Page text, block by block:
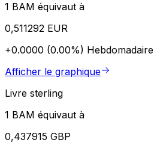
1 BAM équivaut à
0,511292 EUR
+0.0000 (0.00%) Hebdomadaire
Afficher le graphique
Livre sterling
1 BAM équivaut à
0,437915 GBP